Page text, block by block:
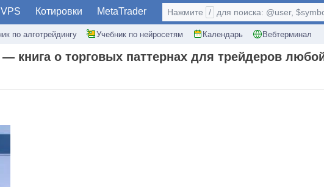
VPS Котировки MetaTrader
по алготрейдингу Учебник по нейросетям Календарь Вебтерминал
Нажмите / для поиска: @user,
книга о торговых паттернах для трейдеров